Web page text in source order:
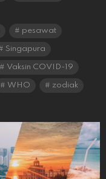
pesawat
Singapura
Vaksin COVID-19
WHO zodiak